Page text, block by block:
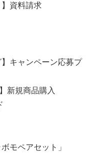
資料請求
キャンペーン応募プ
新規商品購入
モペアセット」